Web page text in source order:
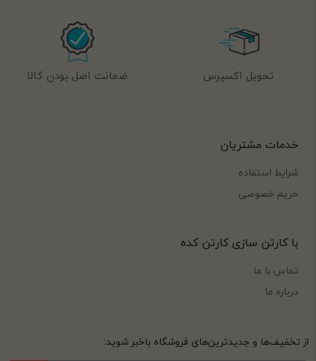
تحویل اکسپرس ضمانت اصل بودن کالا
خدمات مشتریان
شرایط استفاده
حریم خصوصی
با کارتن سازی کارتن کده
تماس با ما
درباره ما
از تخفیف‌ها و جدیدترین‌های فروشگاه باخبر شوید: